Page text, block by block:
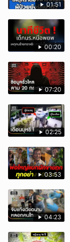
01:51
00:20
07:20
02:25
03:53
04:23